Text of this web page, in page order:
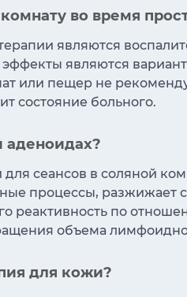
во время
являются
являются
или пещер не
состояние больного.
аденоидах?
сеансов в соляной
процессы, разжижает
реактивность по
объема
для кожи?